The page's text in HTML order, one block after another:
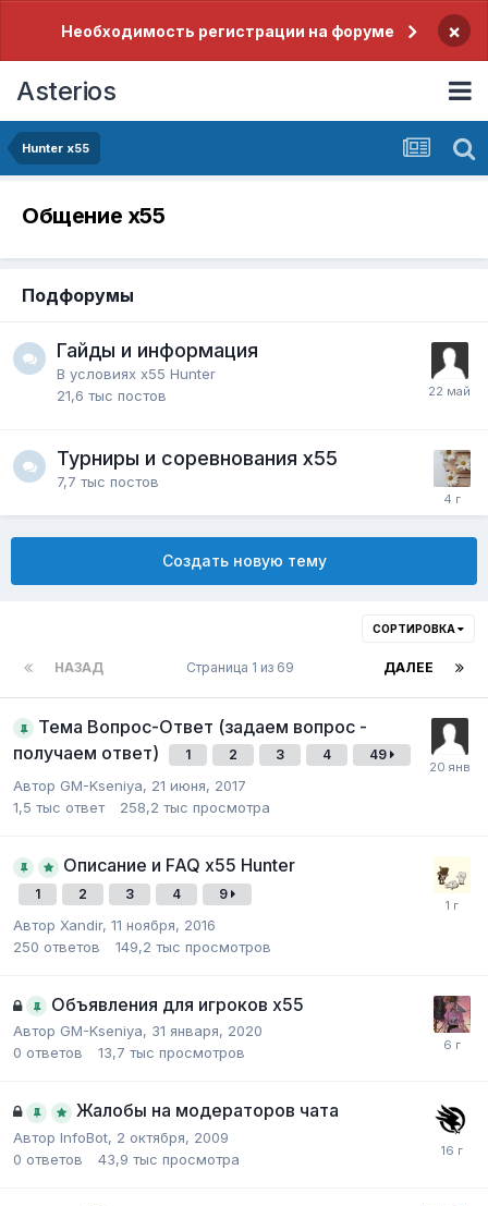
Необходимость регистрации на форуме ×
Asterios
Hunter x55
Общение x55
Подфорумы
Гайды и информация
В условиях x55 Hunter
21,6 тыс постов
Турниры и соревнования x55
7,7 тыс постов
Создать новую тему
СОРТИРОВКА
НАЗАД ДАЛЕЕ
Страница 1 из 69
Тема Вопрос-Ответ (задаем вопрос -
получаем ответ)
1 2 3 4 49
Автор GM-Kseniya, 21 июня, 2017
1,5 тыс ответ 258,2 тыс просмотра
Описание и FAQ x55 Hunter
1 2 3 4 9
Автор Xandir, 11 ноября, 2016
250 ответов 149,2 тыс просмотров
Объявления для игроков х55
Автор GM-Kseniya, 31 января, 2020
0 ответов 13,7 тыс просмотров
Жалобы на модераторов чата
Автор InfoBot, 2 октября, 2009
0 ответов 43,9 тыс просмотра